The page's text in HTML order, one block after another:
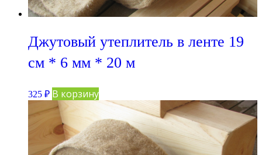
Джутовый утеплитель в ленте 19
см * 6 мм * 20 м
325 ₽ В корзину